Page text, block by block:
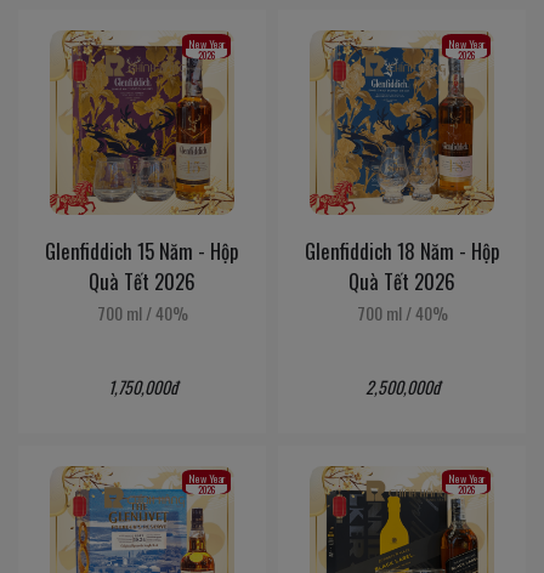
New Year
2026
Glenfiddich 15 Năm - Hộp
Quà Tết 2026
700 ml /40%
1,750,000đ
New Year
2026
Glenfiddich 18 Năm - Hộp
Quà Tết 2026
700 ml /40%
2,500,000đ
New Year
2026
New Year
2026